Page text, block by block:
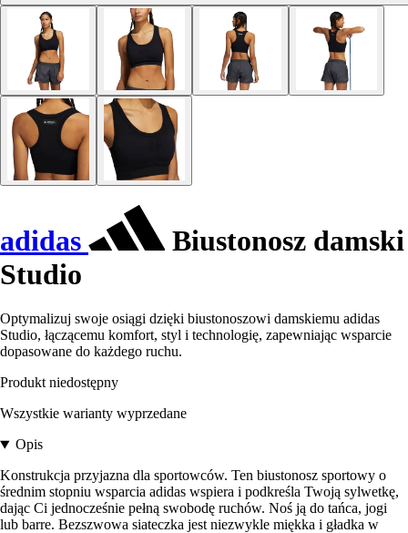
adidas
Biustonosz damski
Studio
Optymalizuj swoje osiągi dzięki biustonoszowi damskiemu adidas
Studio, łączącemu komfort, styl i technologię, zapewniając wsparcie
dopasowane do każdego ruchu.
Produkt niedostępny
Wszystkie warianty wyprzedane
Opis
Konstrukcja przyjazna dla sportowców. Ten biustonosz sportowy o
średnim stopniu wsparcia adidas wspiera i podkreśla Twoją sylwetkę,
dając Ci jednocześnie pełną swobodę ruchów. Noś ją do tańca, jogi
lub barre. Bezszwowa siateczka jest niezwykle miękka i gładka w